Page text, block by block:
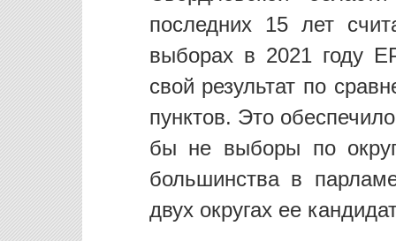
последних 15 лет
выборах в 2021 году
свой результат по
пунктов. Это
бы не выборы по
большинства в
двух округах ее